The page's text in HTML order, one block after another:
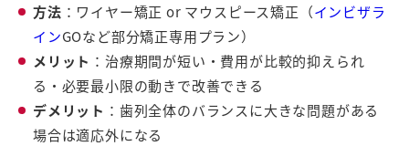
方法 ：ワイヤー矯正 or マウスピース矯正（インビザラ
インGOなど部分矯正専用プラン）
メリット ：治療期間が短い・費用が比較的抑えられ
る・必要最小限の動きで改善できる
デメリット ：歯列全体のバランスに大きな問題がある
場合は適応外になる